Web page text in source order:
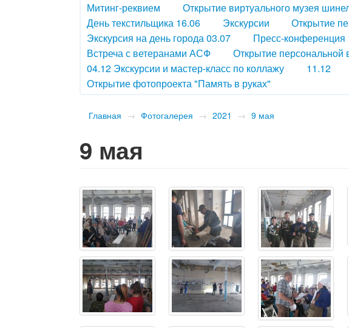
Митинг-реквием
Открытие виртуального музея
День текстильщика 16.06
Экскурсии
Открытие
Экскурсия на день города 03.07
Пресс-конференция
Встреча с ветеранами АСФ
Открытие
04.12 Экскурсии и мастер-класс по коллажу
11.12
Открытие фотопроекта "Память в руках"
Главная → Фотогалерея → 2021 → 9 мая
9 мая